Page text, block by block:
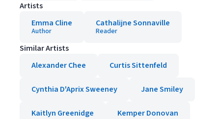
Artists
Emma Cline
Author
Cathalijne Sonnaville
Reader
Similar Artists
Alexander Chee
Curtis Sittenfeld
Cynthia D'Aprix Sweeney Jane Smiley
Kaitlyn Greenidge Kemper Donovan